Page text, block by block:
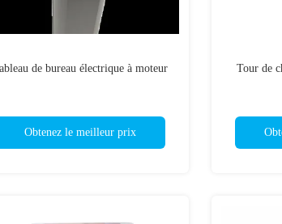
de bureau électrique à moteur
Obtenez le meilleur prix
Tour de